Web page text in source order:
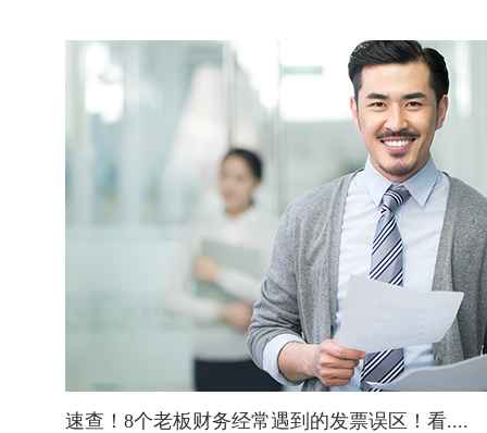
速查！8个老板财务经常遇到的发票误区！看....